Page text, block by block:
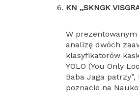
KN ,,SKNGK
W
analizę dwóch
klasyfikatorów
YOLO (You Only
Baba Jaga
poznacie na